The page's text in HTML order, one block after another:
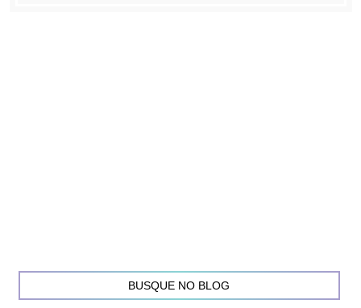
BUSQUE NO BLOG